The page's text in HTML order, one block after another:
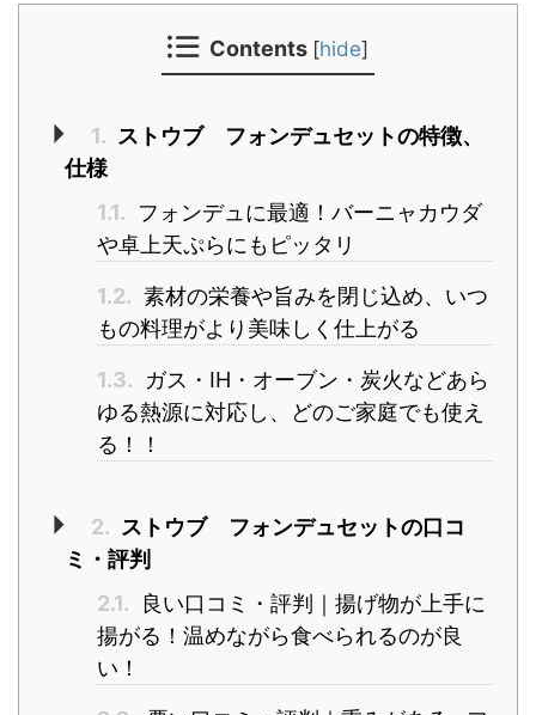
Contents [hide]
1. ストウブ フォンデュセットの特徴、
仕様
1.1.
フォンデュに最適！バーニャカウダ
や卓上天ぷらにもピッタリ
1.2. 素材の栄養や旨みを閉じ込め、いつ
もの料理がより美味しく仕上がる
1.3.
ガス・IH・オーブン・炭火などあら
ゆる熱源に対応し、どのご家庭でも使え
る！！
2. ストウブ フォンデュセットの口コ
ミ・評判
2.1.
良い口コミ・評判｜揚げ物が上手に
揚がる！温めながら食べられるのが良
い！